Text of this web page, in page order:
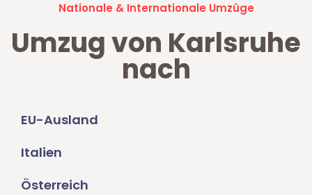
Nationale & Internationale Umzüge
Umzug von Karlsruhe
nach
EU-Ausland
Italien
Österreich